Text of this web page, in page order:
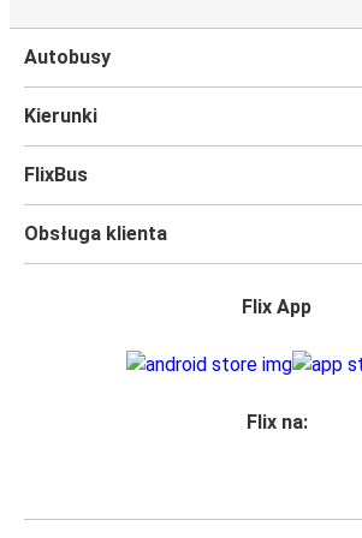
Podróż na trasie Dubrovnik - Sarajewo
FlixBusa oznacza wygodną podróż w
udogodnieniami
nawet jeśli wybierasz się w długą
Wszyscy podróżujący z biletamimają
wybrać specjalne miejsce, możesz
miejsce ze stolikiem, panoramę lub
Autobusy
Kierunki
FlixBus
Obsługa klienta
Flix App
Flix na: